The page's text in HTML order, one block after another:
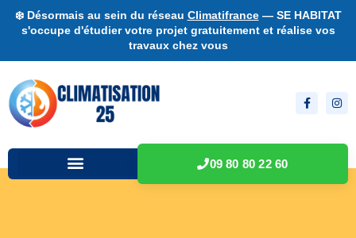
❄️ Désormais au sein du réseau Climatifrance— SE HABITAT
s'occupe d'étudier votre projet gratuitement et réalise vos
travaux chez vous
09 80 80 22 60